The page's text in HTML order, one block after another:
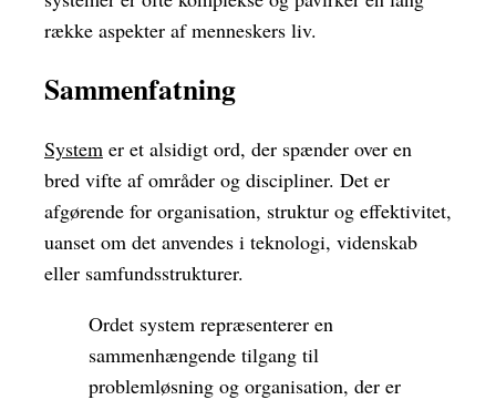
række aspekter af menneskers liv.
Sammenfatning
System er et alsidigt ord, der spænder over en
bred vifte af områder og discipliner. Det er
afgørende for organisation, struktur og effektivitet,
uanset om det anvendes i teknologi, videnskab
eller samfundsstrukturer.
Ordet system repræsenterer en
sammenhængende tilgang til
problemløsning og organisation, der er